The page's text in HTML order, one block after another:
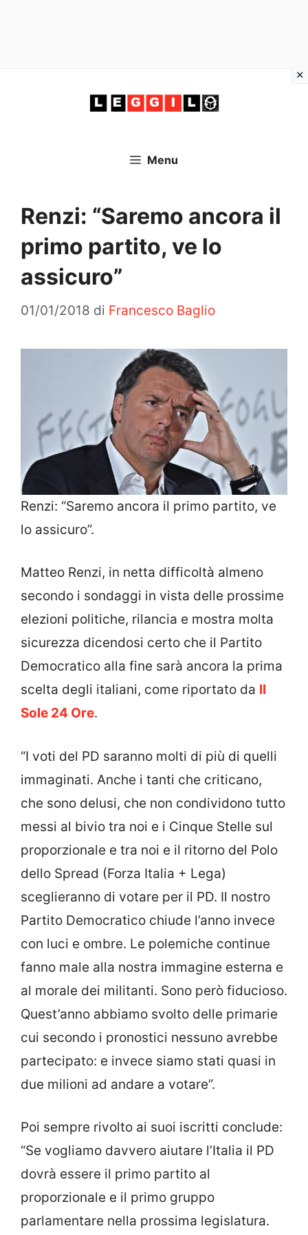
Menu
Renzi: “Saremo ancora il
primo partito, ve lo
assicuro”
01/01/2018 di Francesco Baglio
Renzi: “Saremo ancora il primo partito, ve
lo assicuro”.
Matteo Renzi, in netta difficoltà almeno
secondo i sondaggi in vista delle prossime
elezioni politiche, rilancia e mostra molta
sicurezza dicendosi certo che il Partito
Democratico alla fine sarà ancora la prima
scelta degli italiani, come riportato da Il
Sole 24 Ore.
“I voti del PD saranno molti di più di quelli
immaginati. Anche i tanti che criticano,
che sono delusi, che non condividono tutto
messi al bivio tra noi e i Cinque Stelle sul
proporzionale e tra noi e il ritorno del Polo
dello Spread (Forza Italia + Lega)
sceglieranno di votare per il PD. Il nostro
Partito Democratico chiude l’anno invece
con luci e ombre. Le polemiche continue
fanno male alla nostra immagine esterna e
al morale dei militanti. Sono però fiducioso.
Quest’anno abbiamo svolto delle primarie
cui secondo i pronostici nessuno avrebbe
partecipato: e invece siamo stati quasi in
due milioni ad andare a votare”.
Poi sempre rivolto ai suoi iscritti conclude:
“Se vogliamo davvero aiutare l’Italia il PD
dovrà essere il primo partito al
proporzionale e il primo gruppo
parlamentare nella prossima legislatura.